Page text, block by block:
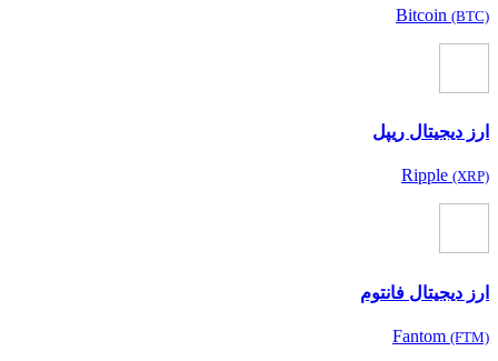
Bitcoin (BTC)
ارز دیجیتال ریپل
Ripple (XRP)
ارز دیجیتال فانتوم
Fantom (FTM)